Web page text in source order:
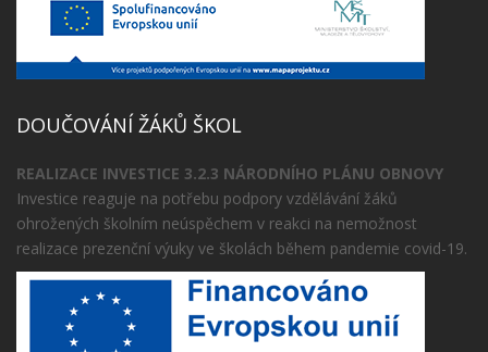
DOUČOVÁNÍ ŽÁKŮ ŠKOL
REALIZACE INVESTICE 3.2.3 NÁRODNÍHO PLÁNU OBNOVY
Investice reaguje na potřebu podpory vzdělávání žáků
ohrožených školním neúspěchem v reakci na nemožnost
realizace prezenční výuky ve školách během pandemie covid-19.